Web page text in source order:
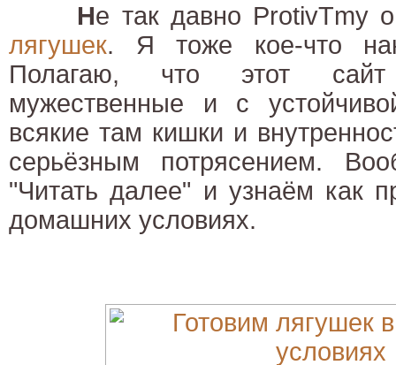
Не так давно ProtivTmy
лягушек. Я тоже кое-что
Полагаю, что этот
мужественные и с
всякие там кишки и
серьёзным потрясением.
"Читать далее" и узнаём как
домашних условиях.